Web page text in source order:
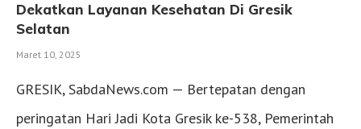
Dekatkan Layanan Kesehatan Di Gresik
Selatan
Maret 10, 2025
GRESIK, SabdaNews.com — Bertepatan dengan
peringatan Hari Jadi Kota Gresik ke-538, Pemerintah